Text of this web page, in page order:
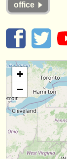
gestohlene
verzeichnisse:
orchester
musicalchairs:
über
kontakt
office
+
−